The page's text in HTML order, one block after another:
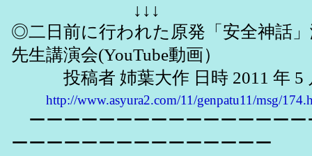
↓↓↓
◎二日前に行われた原発「安全神話
先生講演会(YouTube動画）
投稿者 姉葉大作 日時 2011 年 5
http://www.asyura2.com/11/genpatu11/msg/
ーーーーーーーーーーーーーーーー
ーーーーーーーーーーーーーーー